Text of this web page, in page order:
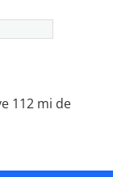
112 mi de